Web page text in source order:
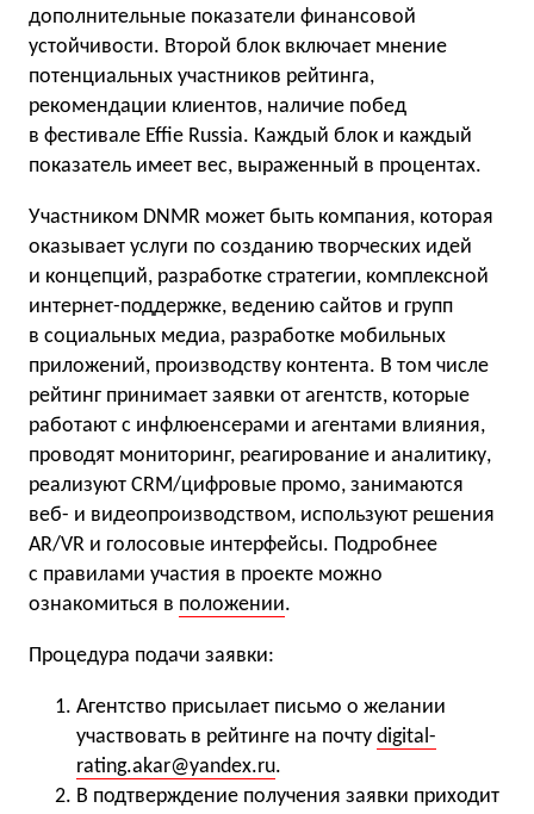
дополнительные показатели финансовой
устойчивости. Второй блок включает мнение
потенциальных участников рейтинга,
рекомендации клиентов, наличие побед
в фестивале Effie Russia. Каждый блок и каждый
показатель имеет вес, выраженный в процентах.
Участником DNMR может быть компания, которая
оказывает услуги по созданию творческих идей
и концепций, разработке стратегии, комплексной
интернет-поддержке, ведению сайтов и групп
в социальных медиа, разработке мобильных
приложений, производству контента. В том числе
рейтинг принимает заявки от агентств, которые
работают с инфлюенсерами и агентами влияния,
проводят мониторинг, реагирование и аналитику,
реализуют CRM/цифровые промо, занимаются
веб- и видеопроизводством, используют решения
AR/VR и голосовые интерфейсы. Подробнее
с правилами участия в проекте можно
ознакомиться в положении.
Процедура подачи заявки:
Агентство присылает письмо о желании
участвовать в рейтинге на почту digital-
rating.akar@yandex.ru.
В подтверждение получения заявки приходит